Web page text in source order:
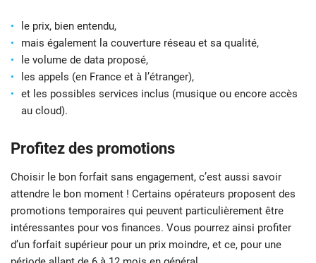
le prix, bien entendu,
mais également la couverture réseau et sa qualité,
le volume de data proposé,
les appels (en France et à l’étranger),
et les possibles services inclus (musique ou encore accès
au cloud).
Profitez des promotions
Choisir le bon forfait sans engagement, c’est aussi savoir
attendre le bon moment ! Certains opérateurs proposent des
promotions temporaires qui peuvent particulièrement être
intéressantes pour vos finances. Vous pourrez ainsi profiter
d’un forfait supérieur pour un prix moindre, et ce, pour une